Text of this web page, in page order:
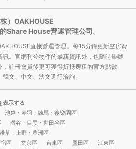
株）OAKHOUSE
Share House營運管理公司。
直接營運管理。每15分鐘更新空房資
。官網刊登物件的最新資訊外，也隨時舉辦
註冊會員後更可獲得折抵房租的官方點數
文、中文、法文進行洽詢。
表示する
池袋・赤羽・練馬・後樂園區
澀谷・目黒・世田谷區
草・上野・豊洲區
區 文京區 台東區 墨田區
江東區